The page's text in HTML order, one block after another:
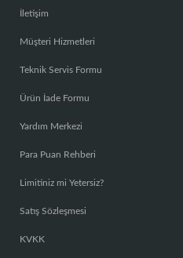
İletişim
Müşteri Hizmetleri
Teknik Servis Formu
Ürün İade Formu
Yardım Merkezi
Para Puan Rehberi
Limitiniz mi Yetersiz?
Satış Sözleşmesi
KVKK